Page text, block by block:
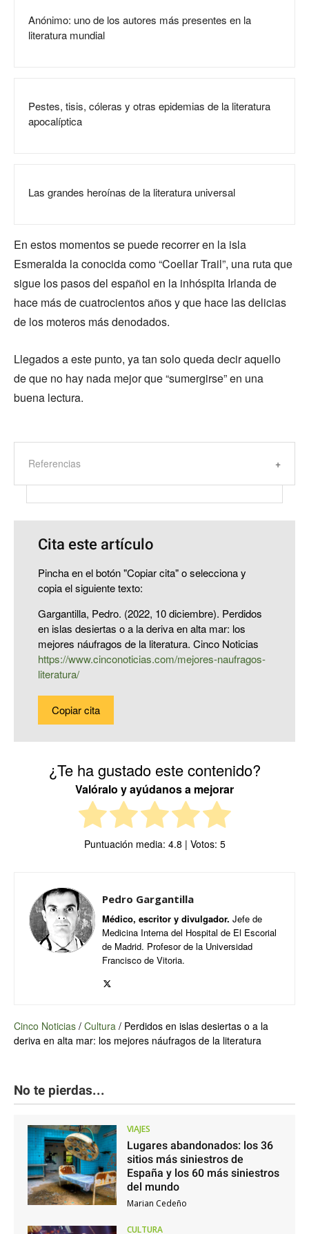
Anónimo: uno de los autores más presentes en la
literatura mundial
Pestes, tisis, cóleras y otras epidemias de la literatura
apocalíptica
Las grandes heroínas de la literatura universal
En estos momentos se puede recorrer en la isla
Esmeralda la conocida como “Coellar Trail”, una ruta que
sigue los pasos del español en la inhóspita Irlanda de
hace más de cuatrocientos años y que hace las delicias
de los moteros más denodados.
Llegados a este punto, ya tan solo queda decir aquello
de que no hay nada mejor que “sumergirse” en una
buena lectura.
Referencias
Cita este artículo
Pincha en el botón "Copiar cita" o selecciona y
copia el siguiente texto:
Gargantilla, Pedro. (2022, 10 diciembre). Perdidos
en islas desiertas o a la deriva en alta mar: los
mejores náufragos de la literatura. Cinco Noticias
https://www.cinconoticias.com/mejores-naufragos-
literatura/
Copiar cita
¿Te ha gustado este contenido?
Valóralo y ayúdanos a mejorar
Puntuación media: 4.8 | Votos: 5
Pedro Gargantilla
Médico, escritor y divulgador. Jefe de
Medicina Interna del Hospital de El Escorial
de Madrid. Profesor de la Universidad
Francisco de Vitoria.
Cinco Noticias / Cultura / Perdidos en islas desiertas o a la
deriva en alta mar: los mejores náufragos de la literatura
No te pierdas...
VIAJES
Lugares abandonados: los 36
sitios más siniestros de
España y los 60 más siniestros
del mundo
Marian Cedeño
CULTURA